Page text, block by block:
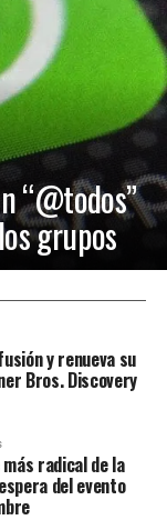
“@todos”
grupos
y renueva su
Bros. Discovery
radical de la
del evento